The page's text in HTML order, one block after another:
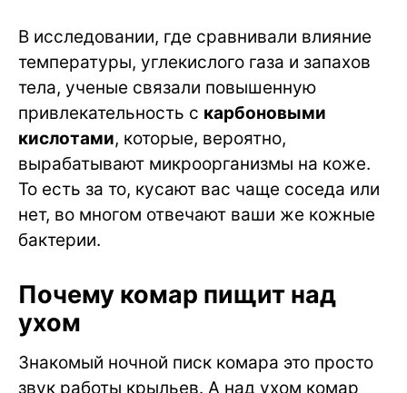
В исследовании, где сравнивали влияние
температуры, углекислого газа и запахов
тела, ученые связали повышенную
привлекательность с карбоновыми
кислотами, которые, вероятно,
вырабатывают микроорганизмы на коже.
То есть за то, кусают вас чаще соседа или
нет, во многом отвечают ваши же кожные
бактерии.
Почему комар пищит над
ухом
Знакомый ночной писк комара это просто
звук работы крыльев. А над ухом комар